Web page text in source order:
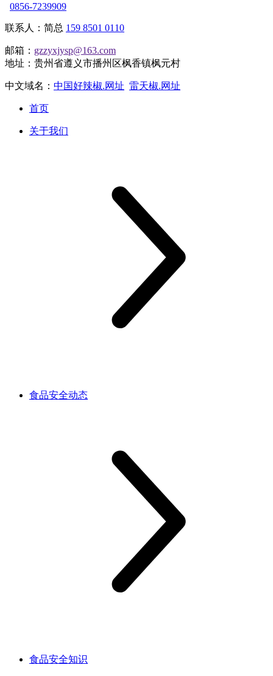
0856-7239909
联系人：简总 159 8501 0110
邮箱： gzzyxjysp@163.com
地址：贵州省遵义市播州区枫香镇枫元村
中文域名： 中国好辣椒.网址 雷天椒.网址
首页
关于我们
食品安全动态
食品安全知识